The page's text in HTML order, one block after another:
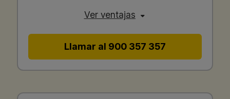
Ver ventajas
Llamar al 900 357 357